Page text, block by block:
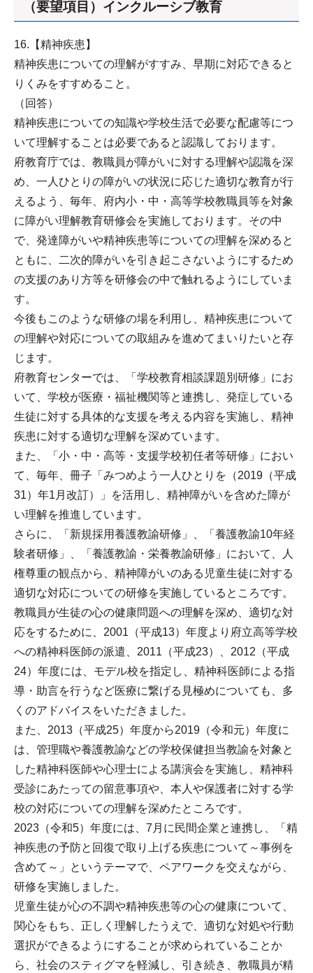
（要望項目）インクルーシブ教育
16.【精神疾患】
精神疾患についての理解がすすみ、早期に対応できると
りくみをすすめること。
（回答）
精神疾患についての知識や学校生活で必要な配慮等につ
いて理解することは必要であると認識しております。
府教育庁では、教職員が障がいに対する理解や認識を深
め、一人ひとりの障がいの状況に応じた適切な教育が行
えるよう、毎年、府内小・中・高等学校教職員等を対象
に障がい理解教育研修会を実施しております。その中
で、発達障がいや精神疾患等についての理解を深めると
ともに、二次的障がいを引き起こさないようにするため
の支援のあり方等を研修会の中で触れるようにしていま
す。
今後もこのような研修の場を利用し、精神疾患について
の理解や対応についての取組みを進めてまいりたいと存
じます。
府教育センターでは、「学校教育相談課題別研修」にお
いて、学校が医療・福祉機関等と連携し、発症している
生徒に対する具体的な支援を考える内容を実施し、精神
疾患に対する適切な理解を深めています。
また、「小・中・高等・支援学校初任者等研修」におい
て、毎年、冊子「みつめよう一人ひとりを（2019（平成
31）年1月改訂）」を活用し、精神障がいを含めた障が
い理解を推進しています。
さらに、「新規採用養護教諭研修」、「養護教諭10年経
験者研修」、「養護教諭・栄養教諭研修」において、人
権尊重の観点から、精神障がいのある児童生徒に対する
適切な対応についての研修を実施しているところです。
教職員が生徒の心の健康問題への理解を深め、適切な対
応をするために、2001（平成13）年度より府立高等学校
への精神科医師の派遣、2011（平成23）、2012（平成
24）年度には、モデル校を指定し、精神科医師による指
導・助言を行うなど医療に繋げる見極めについても、多
くのアドバイスをいただきました。
また、2013（平成25）年度から2019（令和元）年度に
は、管理職や養護教諭などの学校保健担当教諭を対象と
した精神科医師や心理士による講演会を実施し、精神科
受診にあたっての留意事項や、本人や保護者に対する学
校の対応についての理解を深めたところです。
2023（令和5）年度には、7月に民間企業と連携し、「精
神疾患の予防と回復で取り上げる疾患について～事例を
含めて～」というテーマで、ペアワークを交えながら、
研修を実施しました。
児童生徒が心の不調や精神疾患等の心の健康について、
関心をもち、正しく理解したうえで、適切な対処や行動
選択ができるようにすることが求められていることか
ら、社会のスティグマを軽減し、引き続き、教職員が精